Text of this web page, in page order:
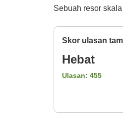
Sebuah resor
Skor ulasan
Hebat
Ulasan: 455